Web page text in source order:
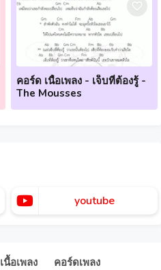
คอร์ด เนื้อเพลง - เจ็บที่ต้องรู้ -
The Mousses
youtube
เนื้อเพลง คอร์ดเพลง